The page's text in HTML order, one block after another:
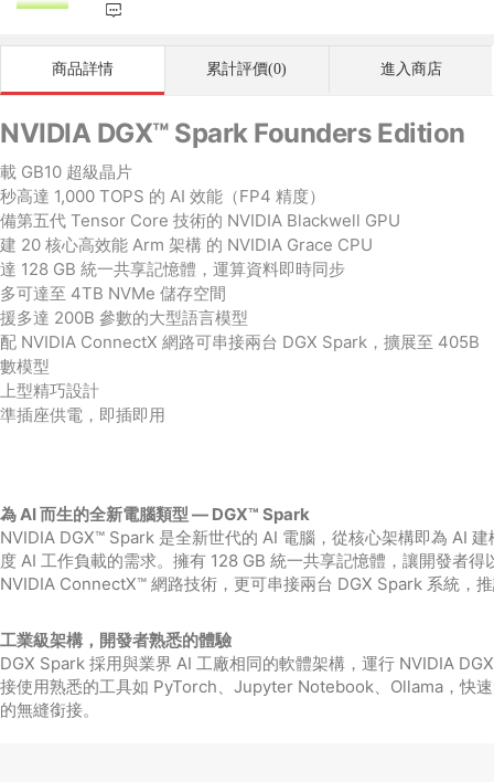
󰃨
商品詳情 累計評價(0) 進入商店
NVIDIA DGX™ Spark Founders Edition
GB10 超級晶片
高達 1,000 TOPS 的 AI 效能（FP4 精度）
第五代 Tensor Core 技術的 NVIDIA Blackwell GPU
20 核心高效能 Arm 架構 的 NVIDIA Grace CPU
128 GB 統一共享記憶體，運算資料即時同步
可達至 4TB NVMe 儲存空間
多達 200B 參數的大型語言模型
NVIDIA ConnectX 網路可串接兩台 DGX Spark，擴展至 405B
模型
型精巧設計
插座供電，即插即用
為 AI 而生的全新電腦類型 — DGX™ Spark
NVIDIA DGX™ Spark 是全新世代的 AI 電腦，從核心架構即為 AI
度 AI 工作負載的需求。擁有 128 GB 統一共享記憶體，讓開發者
NVIDIA ConnectX™ 網路技術，更可串接兩台 DGX Spark 系統，
工業級架構，開發者熟悉的體驗
DGX Spark 採用與業界 AI 工廠相同的軟體架構，運行 NVIDIA
接使用熟悉的工具如 PyTorch、Jupyter Notebook、Ollama，快
的無縫銜接。